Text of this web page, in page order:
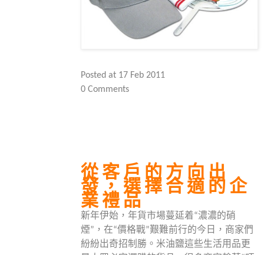
Posted at 17 Feb 2011
0 Comments
從客戶的方向出
發，選擇合適的企
業禮品
新年伊始，年貨市場蔓延着“濃濃的硝
煙”，在“價格戰”艱難前行的今日，商家們
紛紛出奇招制勝。米油鹽這些生活用品更